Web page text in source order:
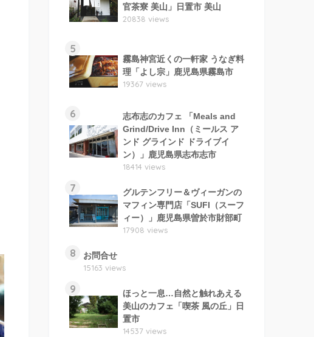
官茶寮 美山」日置市 美山
20838 views
5
霧島神宮近くの一軒家 うなぎ料
理「よし宗」鹿児島県霧島市
19367 views
6
志布志のカフェ 「Meals and
Grind/Drive Inn（ミールス ア
ンド グラインド ドライブイ
ン）」鹿児島県志布志市
18414 views
7
グルテンフリー＆ヴィーガンの
マフィン専門店「SUFI（スーフ
ィー）」鹿児島県曽於市財部町
17908 views
8
お問合せ
15163 views
9
ほっと一息…自然と触れあえる
美山のカフェ「喫茶 風の丘」日
置市
14537 views